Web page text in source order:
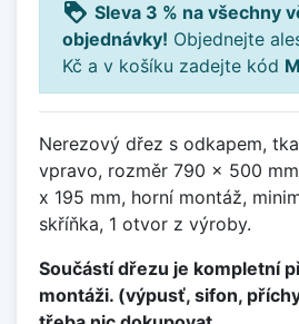
loyalty Sleva 3 % na všechny
objednávky! Objednejte
Kč a v košíku zadejte kód
Nerezový dřez s odkapem,
vpravo, rozměr 790 x 500
x 195 mm, horní montáž,
skříňka, 1 otvor z výroby.
Součástí dřezu je kompletní
montáži. (výpusť, sifon,